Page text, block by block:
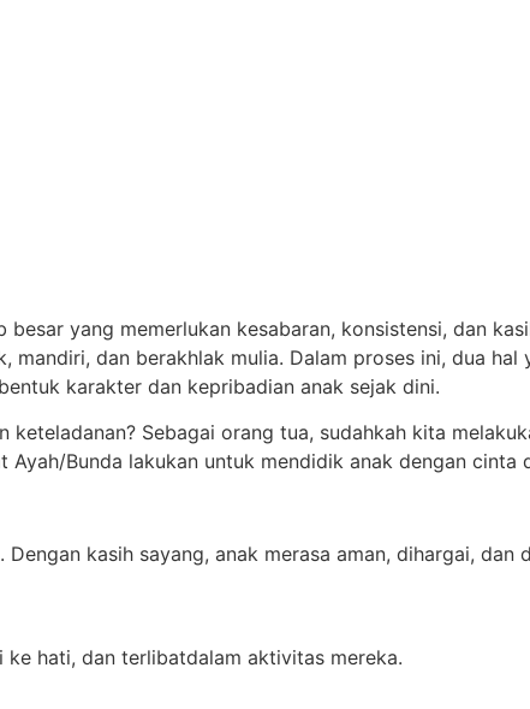
yang memerlukan kesabaran, konsistensi, dan
dan berakhlak mulia. Dalam proses ini, dua hal
karakter dan kepribadian anak sejak dini.
Sebagai orang tua, sudahkah kita
Bunda lakukan untuk mendidik anak dengan cinta
kasih sayang, anak merasa aman, dihargai,
hati, dan terlibatdalam aktivitas mereka.